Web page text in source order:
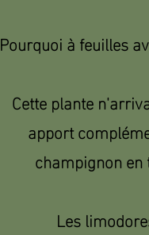
Pourquoi à feuilles
Cette plante
apport
champignon
Les